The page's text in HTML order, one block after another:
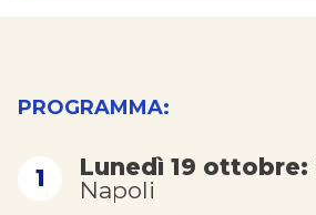
PROGRAMMA:
1 Lunedì 19 ottobre:
Napoli